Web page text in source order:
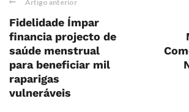
Artigo anterior
Fidelidade Ímpar
financia projecto de
saúde menstrual
para beneficiar mil
raparigas
vulneráveis